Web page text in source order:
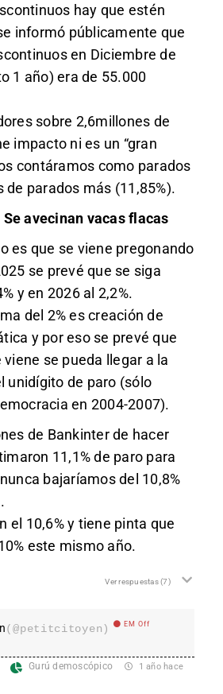
hay que estén
informó públicamente que
en Diciembre de
1 año) era de 55.000
sobre 2,6millones de
impacto ni es un “gran
contáramos como parados
de parados más (11,85%).
avecinan vacas flacas
es que se viene pregonando
se prevé que se siga
y en 2026 al 2,2%.
del 2% es creación de
y por eso se prevé que
viene se pueda llegar a la
unidígito de paro (sólo
en 2004-2007).
de Bankinter de hacer
11,1% de paro para
bajaríamos del 10,8%
el 10,6% y tiene pinta que
este mismo año.
Ver respuestas(7)
(@petitcitoyen) EM Off
Gurú demoscópico 1 año hace